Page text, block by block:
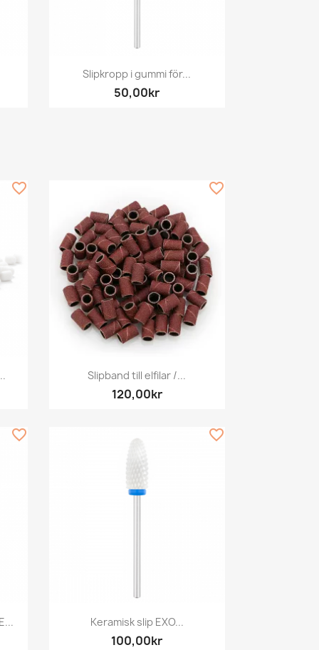
Snabbvy
Slipkropp i gummi för...
50,00kr
favorite_border
Snabbvy
Slipband till elfilar /...
120,00kr
favorite_border
favorite_border
Snabbvy
Keramisk slip EXO...
100,00kr
favorite_border